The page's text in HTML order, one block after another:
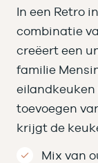
In een Retro
combinatie
creëert een
familie
eilandkeuken
toevoegen
krijgt de
Mix van